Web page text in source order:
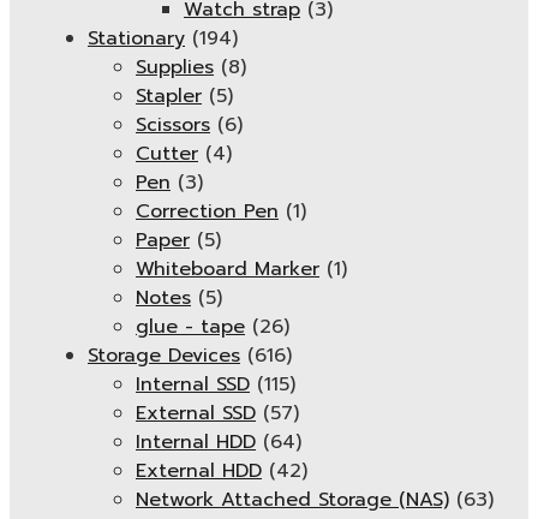
Watch strap (3)
Stationary (194)
Supplies (8)
Stapler (5)
Scissors (6)
Cutter (4)
Pen (3)
Correction Pen (1)
Paper (5)
Whiteboard Marker (1)
Notes (5)
glue - tape (26)
Storage Devices (616)
Internal SSD (115)
External SSD (57)
Internal HDD (64)
External HDD (42)
Network Attached Storage (NAS) (63)